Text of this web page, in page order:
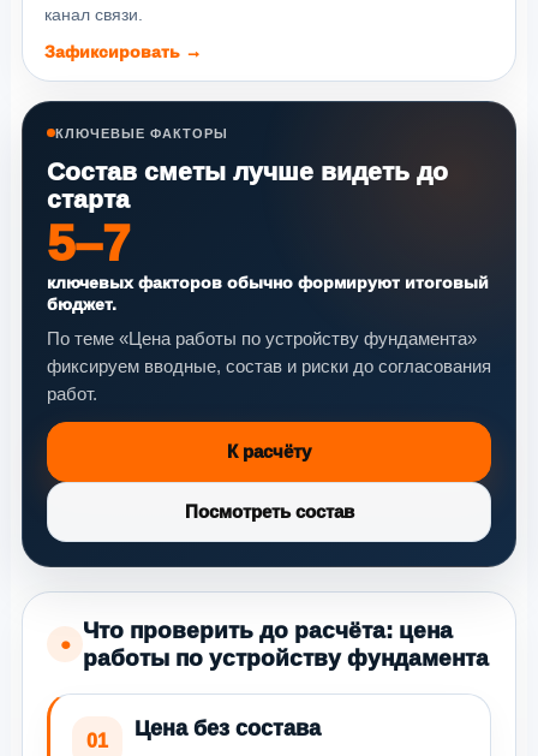
канал связи.
Зафиксировать →
КЛЮЧЕВЫЕ ФАКТОРЫ
Состав сметы лучше видеть до
старта
5–7
ключевых факторов обычно формируют итоговый
бюджет.
По теме «Цена работы по устройству фундамента»
фиксируем вводные, состав и риски до согласования
работ.
К расчёту
Посмотреть состав
●
Что проверить до расчёта: цена
работы по устройству фундамента
01
Цена без состава